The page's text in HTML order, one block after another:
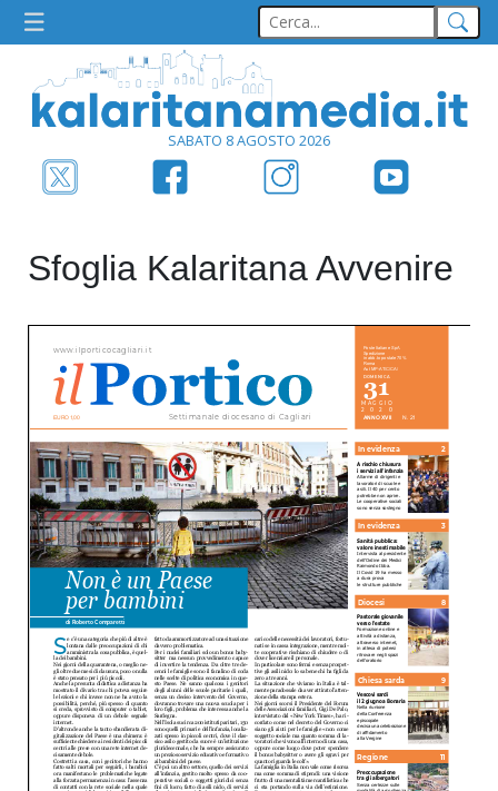
SABATO 8 AGOSTO 2026
Sfoglia Kalaritana Avvenire